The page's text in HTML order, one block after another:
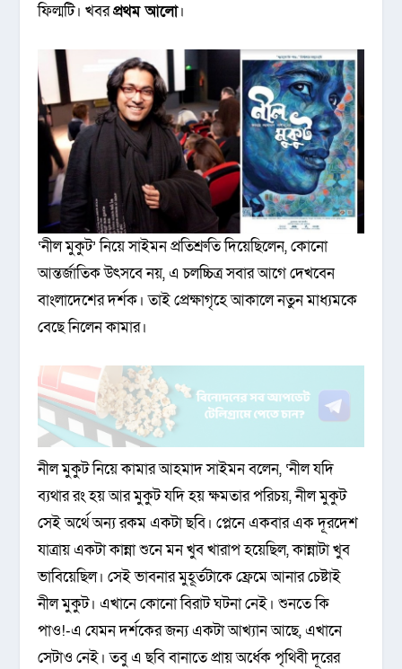
ফিল্মটি। খবরপ্রথম আলো।
‘নীল মুকুট’ নিয়ে সাইমন প্রতিশ্রুতি দিয়েছিলেন, কোনো
আন্তর্জাতিক উৎসবে নয়, এ চলচ্চিত্র সবার আগে দেখবেন
বাংলাদেশের দর্শক। তাই প্রেক্ষাগৃহে আকালে নতুন মাধ্যমকে
বেছে নিলেন কামার।
নীল মুকুট নিয়ে কামার আহমাদ সাইমন বলেন, ‘নীল যদি
ব্যথার রং হয় আর মুকুট যদি হয় ক্ষমতার পরিচয়, নীল মুকুট
সেই অর্থে অন্য রকম একটা ছবি। প্লেনে একবার এক দূরদেশ
যাত্রায় একটা কান্না শুনে মন খুব খারাপ হয়েছিল, কান্নাটা খুব
ভাবিয়েছিল। সেই ভাবনার মুহূর্তটাকে ফ্রেমে আনার চেষ্টাই
নীল মুকুট। এখানে কোনো বিরাট ঘটনা নেই। শুনতে কি
পাও!-এ যেমন দর্শকের জন্য একটা আখ্যান আছে, এখানে
সেটাও নেই। তবু এ ছবি বানাতে প্রায় অর্ধেক পৃথিবী দূরের